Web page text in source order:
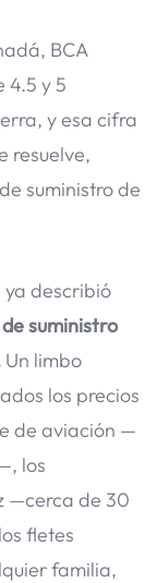
BCA
4.5 y 5
y esa cifra
resuelve,
suministro de
ya describió
suministro
Un limbo
los precios
de aviación —
los
—cerca de 30
fletes
familia,